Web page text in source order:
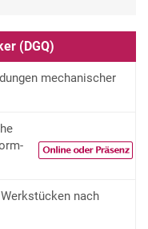
(DGQ)
mechanischer
nach